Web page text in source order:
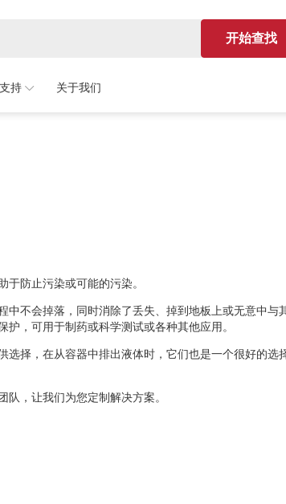
开始查找
持 关于我们
防止污染或可能的污染。
不会掉落，同时消除了丢失、掉到地板上或无意中与
，可用于制药或科学测试或各种其他应用。
选择，在从容器中排出液体时，它们也是一个很好的选
，让我们为您定制解决方案。